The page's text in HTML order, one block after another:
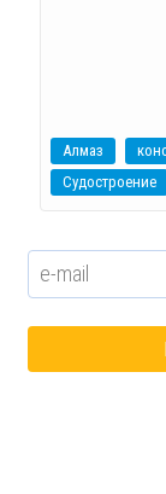
Алмаз
Судостроение